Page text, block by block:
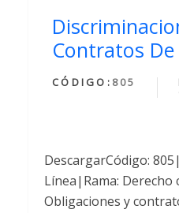
Contratos De
CÓDIGO: 805
DescargarCódigo:
Línea|Rama:
Obligaciones y